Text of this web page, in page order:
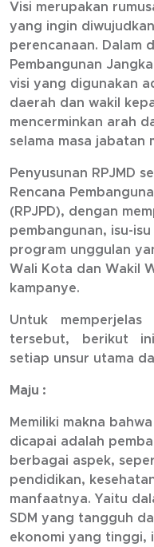
Visi merupakan
yang ingin
perencanaan. Dalam
Pembangunan
visi yang digunakan
daerah dan wakil
mencerminkan arah
selama masa jabatan
Penyusunan RPJMD
Rencana
(RPJPD), dengan
pembangunan, isu-
program unggulan
Wali Kota dan Wakil
kampanye.
Untuk
tersebut, berikut
setiap unsur utama
Maju :
Memiliki makna
dicapai adalah
berbagai aspek,
pendidikan,
manfaatnya. Yaitu
SDM yang tangguh
ekonomi yang tinggi,